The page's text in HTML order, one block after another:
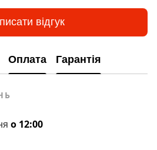
відгук
Оплата Гарантія
о 12:00